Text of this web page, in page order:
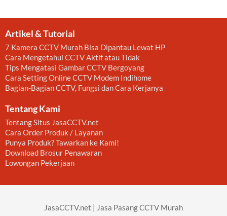
Artikel & Tutorial
7 Kamera CCTV Murah Bisa Dipantau Lewat HP
Cara Mengetahui CCTV Aktif atau Tidak
Tips Mengatasi Gambar CCTV Bergoyang
Cara Setting Online CCTV Modem Indihome
Bagian-Bagian CCTV, Fungsi dan Cara Kerjanya
Tentang Kami
Tentang Situs JasaCCTV.net
Cara Order Produk / Layanan
Punya Produk? Tawarkan ke Kami!
Download Brosur Penawaran
Lowongan Pekerjaan
JasaCCTV.net | Jasa Pasang CCTV Murah